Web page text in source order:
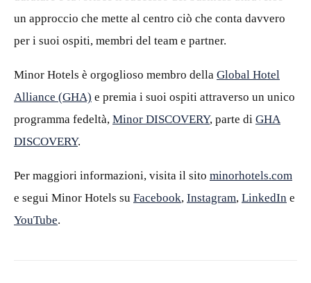
un approccio che mette al centro ciò che conta davvero
per i suoi ospiti, membri del team e partner.
Minor Hotels è orgoglioso membro della Global Hotel
Alliance (GHA) e premia i suoi ospiti attraverso un unico
programma fedeltà, Minor DISCOVERY, parte di GHA
DISCOVERY.
Per maggiori informazioni, visita il sito minorhotels.com
e segui Minor Hotels su Facebook, Instagram, LinkedIn e
YouTube.